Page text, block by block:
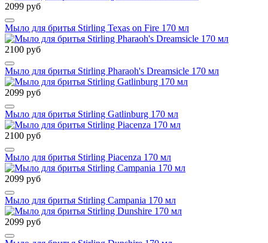
2099 руб
Мыло для бритья Stirling Texas on Fire 170 мл
2100 руб
Мыло для бритья Stirling Pharaoh's Dreamsicle 170 мл
2099 руб
Мыло для бритья Stirling Gatlinburg 170 мл
2100 руб
Мыло для бритья Stirling Piacenza 170 мл
2099 руб
Мыло для бритья Stirling Campania 170 мл
2099 руб